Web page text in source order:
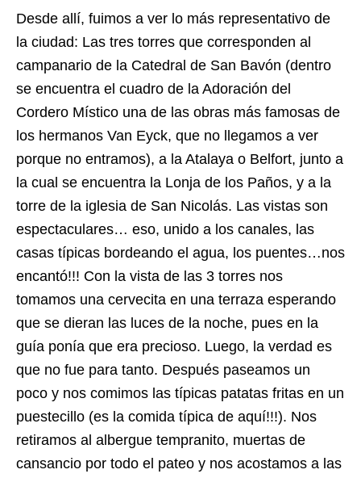
Desde allí, fuimos a ver lo más representativo de
la ciudad: Las tres torres que corresponden al
campanario de la Catedral de San Bavón (dentro
se encuentra el cuadro de la Adoración del
Cordero Místico una de las obras más famosas de
los hermanos Van Eyck, que no llegamos a ver
porque no entramos), a la Atalaya o Belfort, junto a
la cual se encuentra la Lonja de los Paños, y a la
torre de la iglesia de San Nicolás. Las vistas son
espectaculares… eso, unido a los canales, las
casas típicas bordeando el agua, los puentes…nos
encantó!!! Con la vista de las 3 torres nos
tomamos una cervecita en una terraza esperando
que se dieran las luces de la noche, pues en la
guía ponía que era precioso. Luego, la verdad es
que no fue para tanto. Después paseamos un
poco y nos comimos las típicas patatas fritas en un
puestecillo (es la comida típica de aquí!!!). Nos
retiramos al albergue tempranito, muertas de
cansancio por todo el pateo y nos acostamos a las